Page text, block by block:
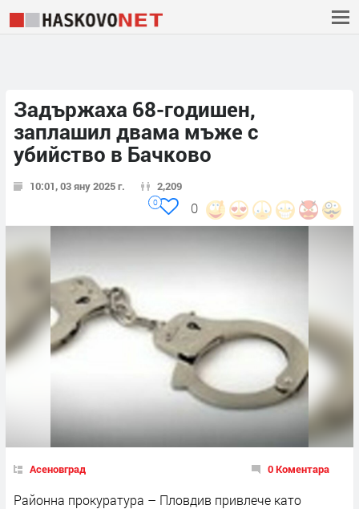
Задържаха 68-годишен,
заплашил двама мъже с
убийство в Бачково
10:01, 03 яну 2025 г. 2,209
0
0
Асеновград 0 Коментара
Районна прокуратура – Пловдив привлече като